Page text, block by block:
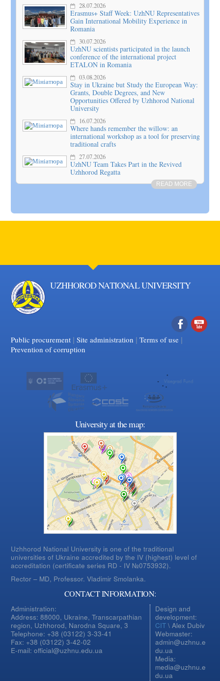
28.07.2026
Erasmus+ Staff Week: UzhNU Representatives
Gain International Mobility Experience in
Romania
30.07.2026
UzhNU scientists participated in the launch
conference of the international project
ETALON in Romania
03.08.2026
Stay in Ukraine but Study the European Way:
Grants, Double Degrees, and New
Opportunities Offered by Uzhhorod National
University
16.07.2026
Where hands remember the willow: an
international workshop as a tool for preserving
traditional crafts
27.07.2026
UzhNU Team Takes Part in the Revived
Uzhhorod Regatta
READ MORE
UZHHOROD NATIONAL UNIVERSITY
Facebook
Public procurement | Site administration | Terms of use |
Prevention of corruption
University at the map:
Uzhhorod National University is one of the traditional
universities of Ukraine accredited by the IV (highest) level of
accreditation (certificate series RD - IV №0753932).
Rector – MD, Professor.Vladimir Smolanka.
CONTACT INFORMATION:
Administration:
Address: 88000, Ukraine, Transcarpathian
region, Uzhhorod, Narodna Square, 3
Telephone: +38 (03122) 3-33-41
Fax: +38 (03122) 3-42-02
E-mail: official@uzhnu.edu.ua
Design and
development:
CIT \ Alex Dubiv
Webmaster:
admin@uzhnu.e
du.ua
Media:
media@uzhnu.e
du.ua